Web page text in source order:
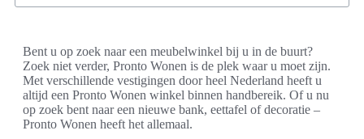
Bent u op zoek naar een meubelwinkel bij u in de buurt?
Zoek niet verder, Pronto Wonen is de plek waar u moet zijn.
Met verschillende vestigingen door heel Nederland heeft u
altijd een Pronto Wonen winkel binnen handbereik. Of u nu
op zoek bent naar een nieuwe bank, eettafel of decoratie –
Pronto Wonen heeft het allemaal.